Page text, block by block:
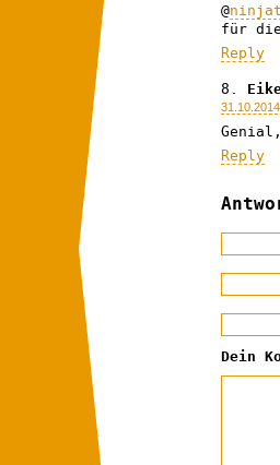
@
für
Reply
Reply
Dein